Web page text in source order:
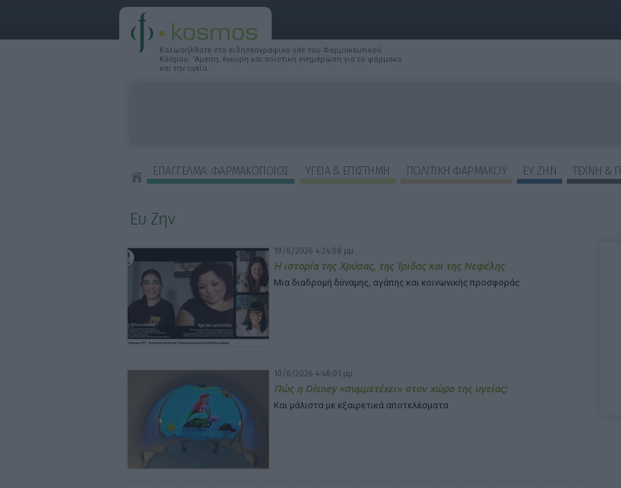
Καλωσήλθατε στο ειδησεογραφικό site του Φαρμακευτικού
Κόσμου. 'Αμεση, έγκυρη και ποιοτική ενημέρωση για το φάρμακο
και την υγεία.
ΕΠΑΓΓΕΛΜΑ: ΦΑΡΜΑΚΟΠΟΙΟΣ ΥΓΕΙΑ & ΕΠΙΣΤΗΜΗ ΠΟΛΙΤΙΚΗ ΦΑΡΜΑΚΟΥ ΕΥ ΖΗΝ
ΤΕΧΝΗ &
Ευ Ζην
19/6/2026 4:24:08 μμ
Η ιστορία της Χρύσας, της Ίριδας και της Νεφέλης
Μια διαδρομή δύναμης, αγάπης και κοινωνικής προσφοράς
10/6/2026 4:48:01 μμ
Πώς η Disney «συμμετέχει» στον χώρο της υγείας;
Και μάλιστα με εξαιρετικά αποτελέσματα